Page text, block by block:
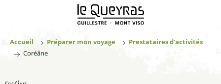
principal
Accueil Préparer mon voyage
Prestataires d’activités
Coréâne